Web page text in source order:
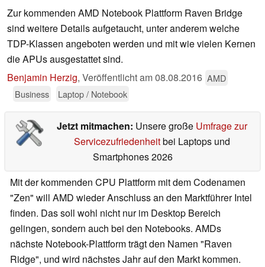
Zur kommenden AMD Notebook Plattform Raven Bridge
sind weitere Details aufgetaucht, unter anderem welche
TDP-Klassen angeboten werden und mit wie vielen Kernen
die APUs ausgestattet sind.
Benjamin Herzig, Veröffentlicht am08.08.2016 AMD
Business
Laptop / Notebook
Jetzt mitmachen: Unsere große Umfrage zur
Servicezufriedenheitbei Laptops und
Smartphones 2026
Mit der kommenden CPU Plattform mit dem Codenamen
"Zen" will AMD wieder Anschluss an den Marktführer Intel
finden. Das soll wohl nicht nur im Desktop Bereich
gelingen, sondern auch bei den Notebooks. AMDs
nächste Notebook-Plattform trägt den Namen "Raven
Ridge", und wird nächstes Jahr auf den Markt kommen.